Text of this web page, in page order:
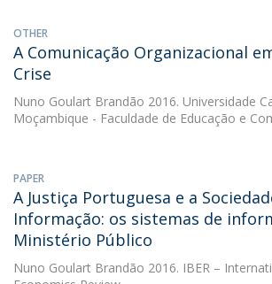
OTHER
A Comunicação Organizacional
Crise
Nuno Goulart Brandão 2016. Universidade
Moçambique - Faculdade de Educação e
PAPER
A Justiça Portuguesa e a
Informação: os sistemas de
Ministério Público
Nuno Goulart Brandão 2016. IBER –